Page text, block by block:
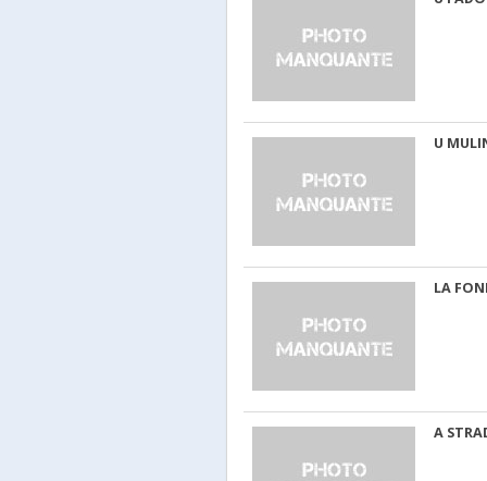
U
LA
A